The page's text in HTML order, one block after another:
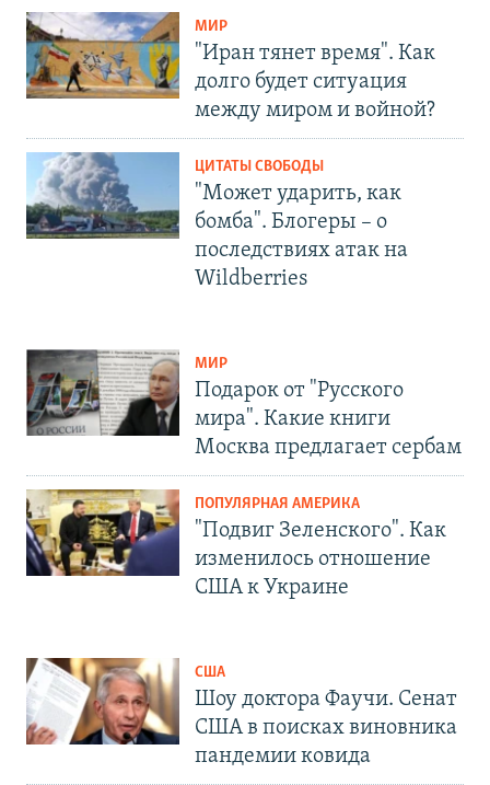
МИР
"Иран тянет время". Как
долго будет ситуация
между миром и войной?
ЦИТАТЫ СВОБОДЫ
"Может ударить, как
бомба". Блогеры – о
последствиях атак на
Wildberries
МИР
Подарок от "Русского
мира". Какие книги
Москва предлагает сербам
ПОПУЛЯРНАЯ АМЕРИКА
"Подвиг Зеленского". Как
изменилось отношение
США к Украине
США
Шоу доктора Фаучи. Сенат
США в поисках виновника
пандемии ковида